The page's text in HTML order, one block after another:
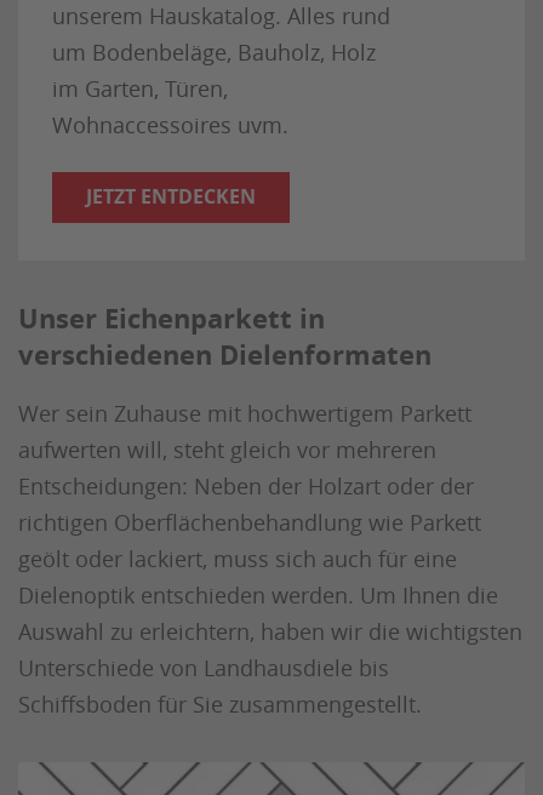
unserem Hauskatalog. Alles rund
um Bodenbeläge, Bauholz, Holz
im Garten, Türen,
Wohnaccessoires uvm.
JETZT ENTDECKEN
Unser Eichenparkett in
verschiedenen Dielenformaten
Wer sein Zuhause mit hochwertigem Parkett
aufwerten will, steht gleich vor mehreren
Entscheidungen: Neben der Holzart oder der
richtigen Oberflächenbehandlung wie Parkett
geölt oder lackiert, muss sich auch für eine
Dielenoptik entschieden werden. Um Ihnen die
Auswahl zu erleichtern, haben wir die wichtigsten
Unterschiede von Landhausdiele bis
Schiffsboden für Sie zusammengestellt.